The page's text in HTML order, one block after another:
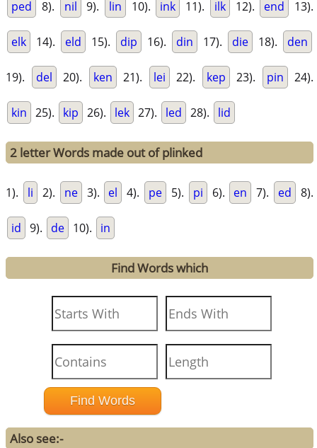
ped 8). nil 9). lin 10). ink 11). ilk 12). end 13).
elk 14). eld 15). dip 16). din 17). die 18). den
19). del 20). ken 21). lei 22). kep 23). pin 24).
kin 25). kip 26). lek 27). led 28). lid
2 letter Words made out of plinked
1). li 2). ne 3). el 4). pe 5). pi 6). en 7). ed 8).
id 9). de 10). in
Find Words which
Also see:-